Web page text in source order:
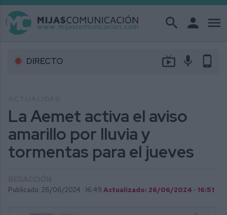
search person menu
DIRECTO live_tv mic phone_android
La Aemet activa el aviso
amarillo por lluvia y
tormentas para el jueves
Publicado: 26/06/2024 · 16:49 Actualizado: 26/06/2024 · 16:51